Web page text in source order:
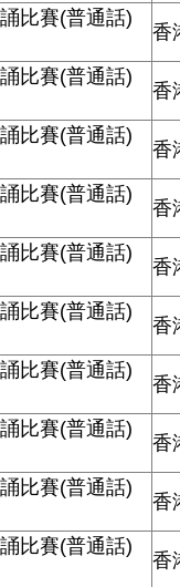
比賽(普通話)
香
比賽(普通話)
香
比賽(普通話)
香
比賽(普通話)
香
比賽(普通話)
香
比賽(普通話)
香
比賽(普通話)
香
比賽(普通話)
香
比賽(普通話)
香
比賽(普通話)
香